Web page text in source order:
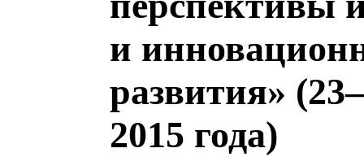
и
развития»
2015 года)